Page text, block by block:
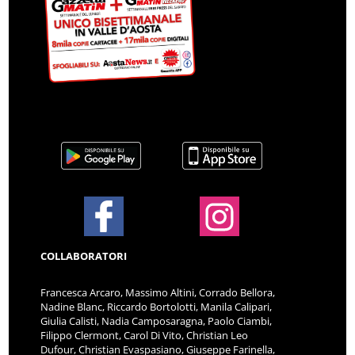
COLLABORATORI
Francesca Arcaro, Massimo Altini, Corrado Bellora,
Nadine Blanc, Riccardo Bortolotti, Manila Calipari,
Giulia Calisti, Nadia Camposaragna, Paolo Ciambi,
Filippo Clermont, Carol Di Vito, Christian Leo
Dufour, Christian Evaspasiano, Giuseppe Farinella,